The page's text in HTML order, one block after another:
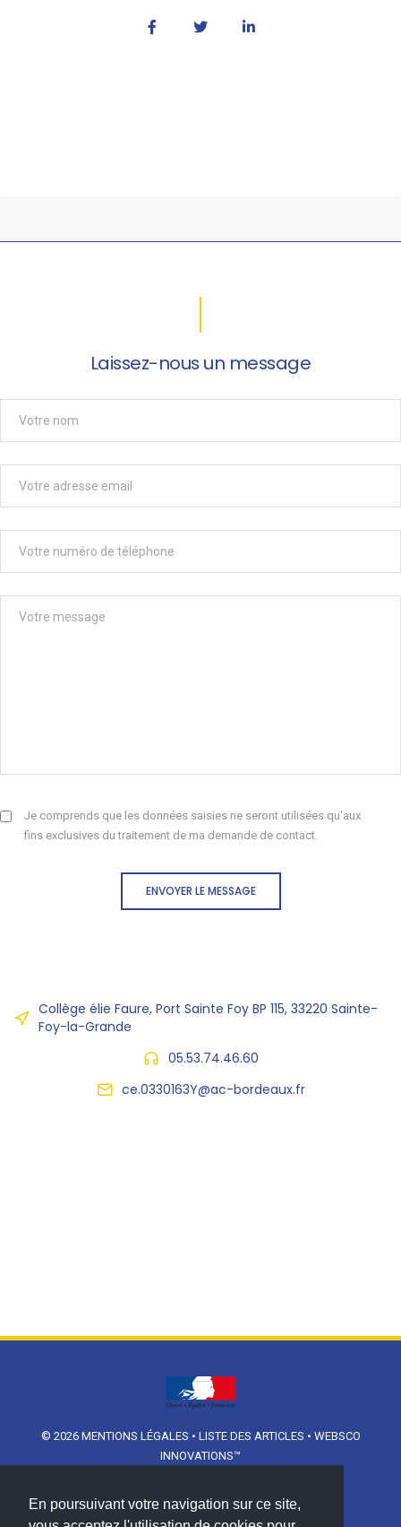
En poursuivant votre navigation sur ce site,
Laissez-nous un message
Je comprends que les données saisies ne seront utilisées qu'aux
fins exclusives du traitement de ma demande de contact.
ENVOYER LE MESSAGE
Collège élie Faure, Port Sainte Foy BP 115, 33220 Sainte-
Foy-la-Grande
05.53.74.46.60
ce.0330163Y@ac-bordeaux.fr
© 2026 MENTIONS LÉGALES • LISTE DES ARTICLES • WEBSCO
INNOVATIONS™